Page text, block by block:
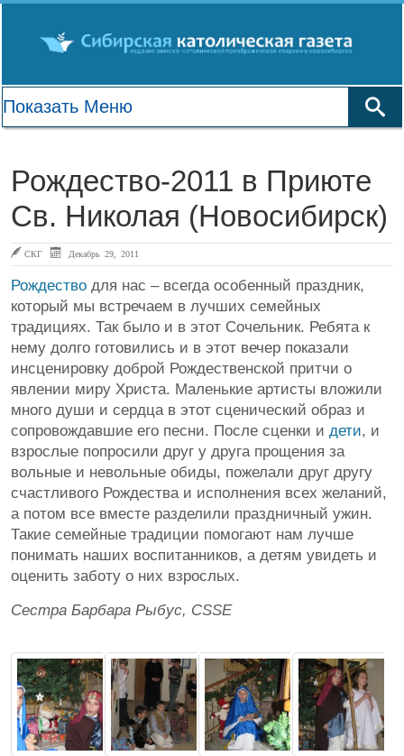
Рождество-2011 в Приюте
Св. Николая (Новосибирск)
СКГ Декабрь 29, 2011
Рождество для нас – всегда особенный праздник,
который мы встречаем в лучших семейных
традициях. Так было и в этот Сочельник. Ребята к
нему долго готовились и в этот вечер показали
инсценировку доброй Рождественской притчи о
явлении миру Христа. Маленькие артисты вложили
много души и сердца в этот сценический образ и
сопровождавшие его песни. После сценки и дети, и
взрослые попросили друг у друга прощения за
вольные и невольные обиды, пожелали друг другу
счастливого Рождества и исполнения всех желаний,
а потом все вместе разделили праздничный ужин.
Такие семейные традиции помогают нам лучше
понимать наших воспитанников, а детям увидеть и
оценить заботу о них взрослых.
Сестра Барбара Рыбус, CSSE